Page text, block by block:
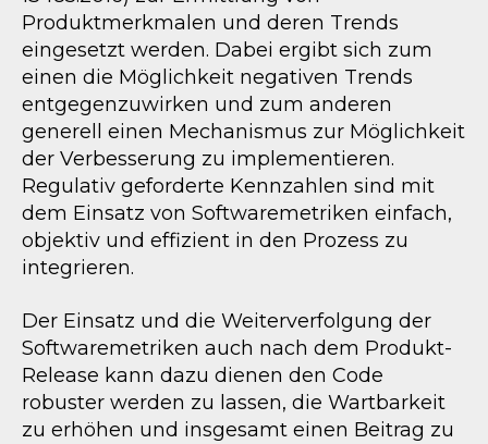
Produktmerkmalen und deren Trends
eingesetzt werden. Dabei ergibt sich zum
einen die Möglichkeit negativen Trends
entgegenzuwirken und zum anderen
generell einen Mechanismus zur Möglichkeit
der Verbesserung zu implementieren.
Regulativ geforderte Kennzahlen sind mit
dem Einsatz von Softwaremetriken einfach,
objektiv und effizient in den Prozess zu
integrieren.
Der Einsatz und die Weiterverfolgung der
Softwaremetriken auch nach dem Produkt-
Release kann dazu dienen den Code
robuster werden zu lassen, die Wartbarkeit
zu erhöhen und insgesamt einen Beitrag zu